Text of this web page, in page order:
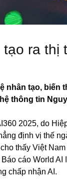
ra thị
nhân tạo,
thông tin
2025, do
định vị thế
thấy Việt
cáo World
chấp nhận AI.